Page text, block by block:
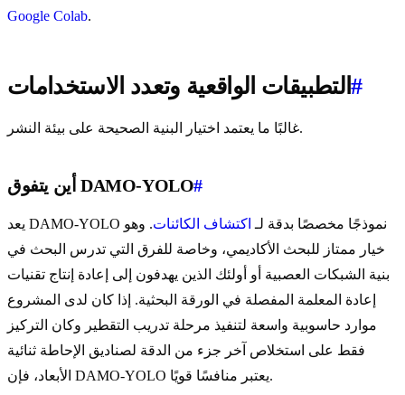
Google Colab.
التطبيقات الواقعية وتعدد الاستخدامات#
غالبًا ما يعتمد اختيار البنية الصحيحة على بيئة النشر.
أين يتفوق DAMO-YOLO#
يعد DAMO-YOLO نموذجًا مخصصًا بدقة لـ اكتشاف الكائنات. وهو
خيار ممتاز للبحث الأكاديمي، وخاصة للفرق التي تدرس البحث في
بنية الشبكات العصبية أو أولئك الذين يهدفون إلى إعادة إنتاج تقنيات
إعادة المعلمة المفصلة في الورقة البحثية. إذا كان لدى المشروع
موارد حاسوبية واسعة لتنفيذ مرحلة تدريب التقطير وكان التركيز
فقط على استخلاص آخر جزء من الدقة لصناديق الإحاطة ثنائية
الأبعاد، فإن DAMO-YOLO يعتبر منافسًا قويًا.